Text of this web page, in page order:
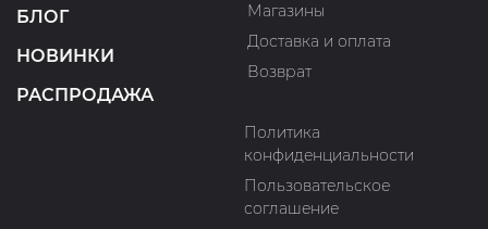
БЛОГ
НОВИНКИ
РАСПРОДАЖА
Магазины
Доставка и оплата
Возврат
Политика
конфиденциальности
Пользовательское
соглашение